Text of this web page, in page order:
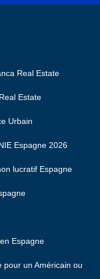
Real Estate
Estate
Urbain
Espagne 2026
lucratif Espagne
Espagne
pour un Américain ou